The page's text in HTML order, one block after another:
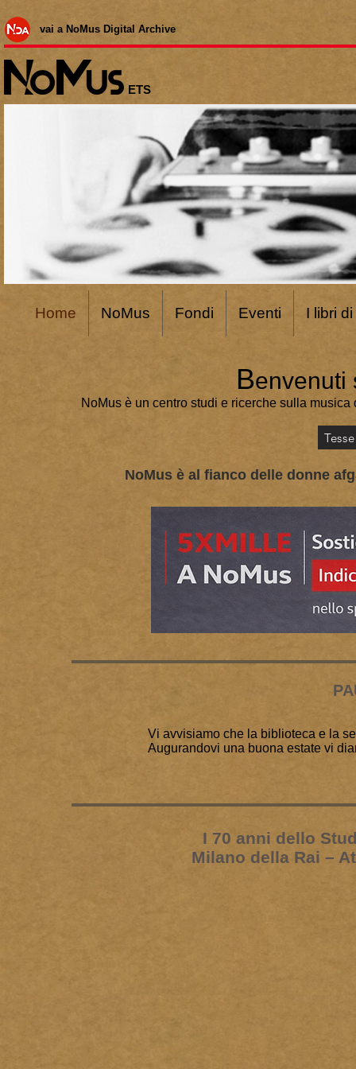
Home NoMus Fondi Eventi I libri
vai a NoMus Digital Archive
ETS
B
NoMus è un centro studi e ricerche sulla
NoMus è al fianco delle donne
Vi avvisiamo che la biblioteca e la
Augurandovi una buona estate vi
I 70 anni dello
Milano della Rai –